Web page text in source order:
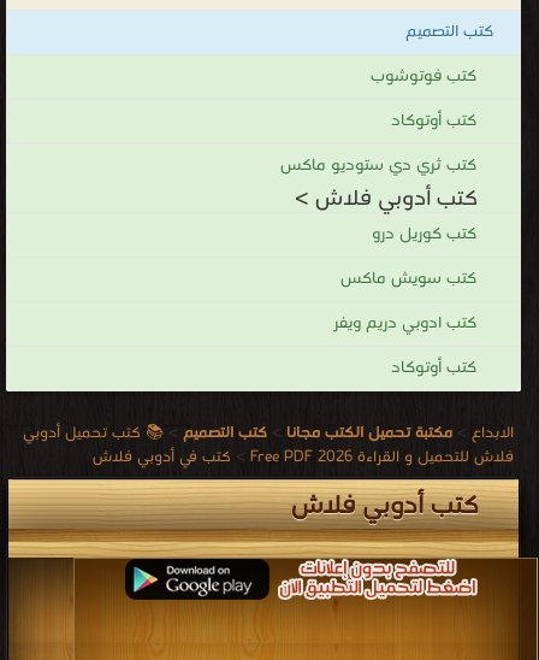
.
كتب التصميم
كتب فوتوشوب
كتب أوتوكاد
كتب ثري دي ستوديو ماكس
كتب أدوبي فلاش >
كتب كوريل درو
كتب سويش ماكس
كتب ادوبي دريم ويفر
كتب أوتوكاد
الابداع > مكتبة تحميل الكتب مجانا > كتب التصميم > 📚 كتب تحميل أدوبي
فلاش للتحميل و القراءة 2026 Free PDF
> كتب في أدوبي فلاش
كتب أدوبي فلاش